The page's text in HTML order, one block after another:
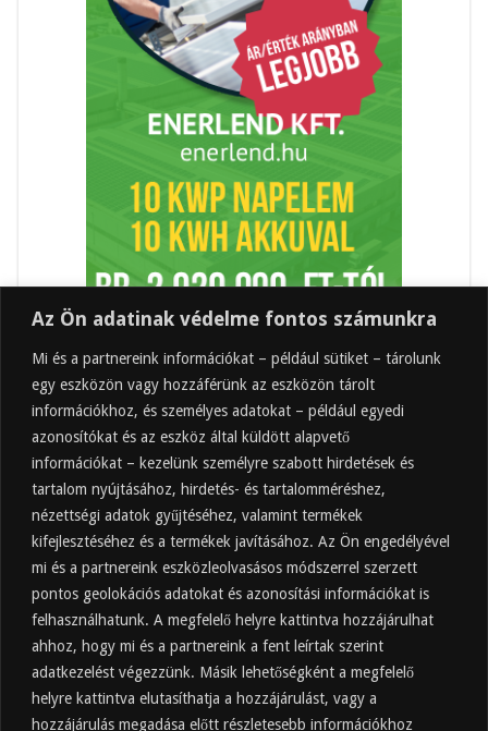
Az Ön adatinak védelme fontos számunkra
Mi és a partnereink információkat – például sütiket – tárolunk
egy eszközön vagy hozzáférünk az eszközön tárolt
információkhoz, és személyes adatokat – például egyedi
azonosítókat és az eszköz által küldött alapvető
információkat – kezelünk személyre szabott hirdetések és
tartalom nyújtásához, hirdetés- és tartalomméréshez,
nézettségi adatok gyűjtéséhez, valamint termékek
kifejlesztéséhez és a termékek javításához. Az Ön engedélyével
mi és a partnereink eszközleolvasásos módszerrel szerzett
pontos geolokációs adatokat és azonosítási információkat is
felhasználhatunk. A megfelelő helyre kattintva hozzájárulhat
ahhoz, hogy mi és a partnereink a fent leírtak szerint
adatkezelést végezzünk. Másik lehetőségként a megfelelő
helyre kattintva elutasíthatja a hozzájárulást, vagy a
hozzájárulás megadása előtt részletesebb információkhoz
Felkapott
Almaecet mire jó? 21 gyakori felhasználási
terület
2025.10.31.
Almaecet fogyasztása: mikor, mennyit, mivel
hígítva?
2025.10.30.
Almaecet hatása a szervezetre –
Mit mond a kutatás?